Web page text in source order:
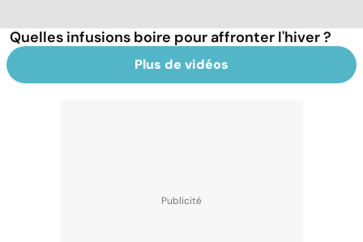
Quelles infusions boire pour affronter l'hiver ?
Plus de vidéos